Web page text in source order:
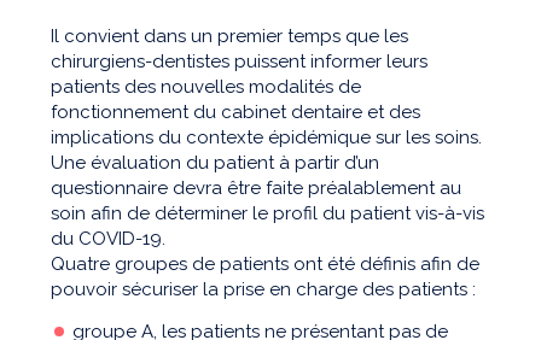
Il convient dans un premier temps que les
chirurgiens-dentistes puissent informer leurs
patients des nouvelles modalités de
fonctionnement du cabinet dentaire et des
implications du contexte épidémique sur les soins.
Une évaluation du patient à partir d’un
questionnaire devra être faite préalablement au
soin afin de déterminer le profil du patient vis-à-vis
du COVID-19.
Quatre groupes de patients ont été définis afin de
pouvoir sécuriser la prise en charge des patients :
groupe A, les patients ne présentant pas de